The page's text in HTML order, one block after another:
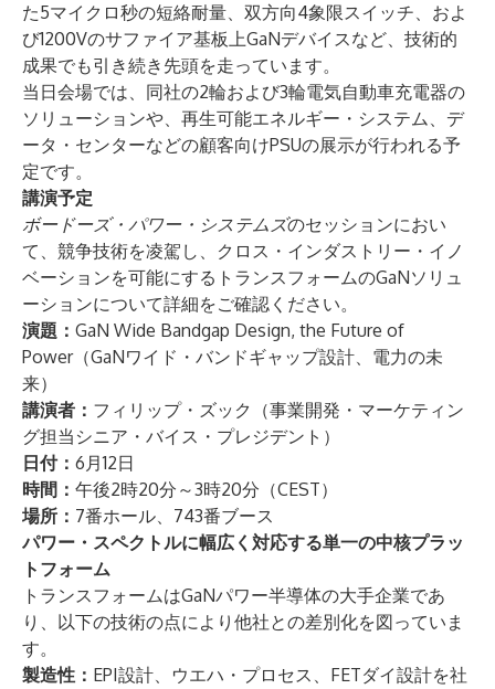
た5マイクロ秒の短絡耐量、双方向4象限スイッチ、およ
び1200Vのサファイア基板上GaNデバイスなど、技術的
成果でも引き続き先頭を走っています。
当日会場では、同社の2輪および3輪電気自動車充電器の
ソリューションや、再生可能エネルギー・システム、デ
ータ・センターなどの顧客向けPSUの展示が行われる予
定です。
講演予定
ボードーズ・パワー・システムズのセッションにおい
て、競争技術を凌駕し、クロス・インダストリー・イノ
ベーションを可能にするトランスフォームのGaNソリュ
ーションについて詳細をご確認ください。
演題： GaN Wide Bandgap Design, the Future of
Power（GaNワイド・バンドギャップ設計、電力の未
来）
講演者： フィリップ・ズック（事業開発・マーケティン
グ担当シニア・バイス・プレジデント）
日付： 6月12日
時間： 午後2時20分～3時20分（CEST）
場所： 7番ホール、743番ブース
パワー・スペクトルに幅広く対応する単一の中核プラッ
トフォーム
トランスフォームはGaNパワー半導体の大手企業であ
り、以下の技術の点により他社との差別化を図っていま
す。
製造性： EPI設計、ウエハ・プロセス、FETダイ設計を社